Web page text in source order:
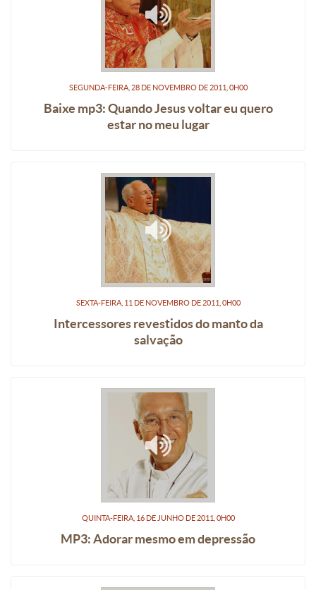
SEGUNDA-FEIRA, 28DENOVEMBRODE2011, 0H00
Baixe mp3: Quando Jesus voltar eu quero
estar no meu lugar
SEXTA-FEIRA, 11 DENOVEMBRODE2011, 0H00
Intercessores revestidos do manto da
salvação
QUINTA-FEIRA, 16DEJUNHODE2011, 0H00
MP3: Adorar mesmo em depressão